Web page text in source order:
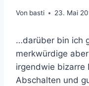
Von basti 23. Mai
…darüber bin ich
merkwürdige
irgendwie bizarre
Abschalten und